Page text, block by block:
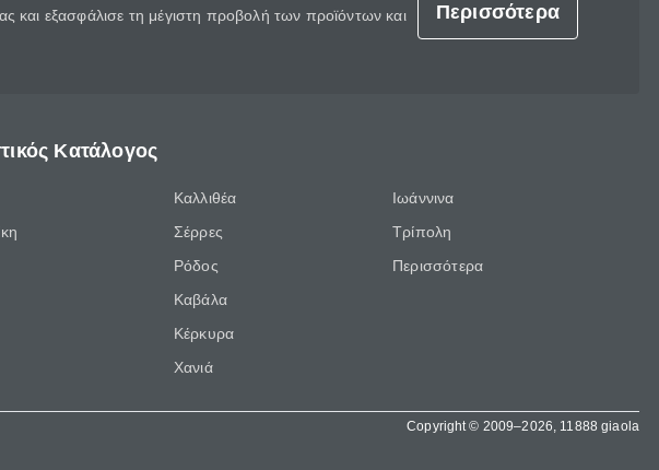
και εξασφάλισε τη μέγιστη προβολή των προϊόντων και
Περισσότερα
Κατάλογος
Καλλιθέα
Σέρρες
Ρόδος
Καβάλα
Κέρκυρα
Χανιά
Ιωάννινα
Τρίπολη
Περισσότερα
Copyright © 2009–2026, 11888 giaola